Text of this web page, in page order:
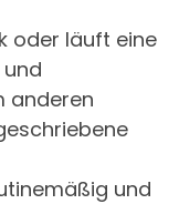
oder läuft eine
anderen
und